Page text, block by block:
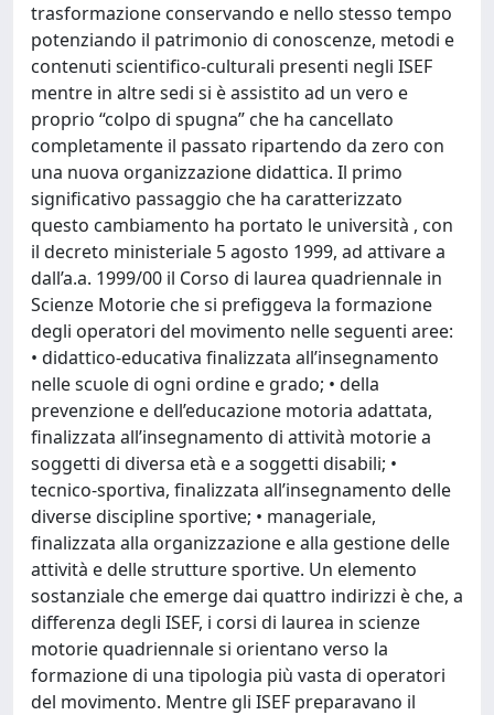
trasformazione conservando e nello stesso tempo
potenziando il patrimonio di conoscenze, metodi e
contenuti scientifico-culturali presenti negli ISEF
mentre in altre sedi si è assistito ad un vero e
proprio “colpo di spugna” che ha cancellato
completamente il passato ripartendo da zero con
una nuova organizzazione didattica. Il primo
significativo passaggio che ha caratterizzato
questo cambiamento ha portato le università , con
il decreto ministeriale 5 agosto 1999, ad attivare a
dall’a.a. 1999/00 il Corso di laurea quadriennale in
Scienze Motorie che si prefiggeva la formazione
degli operatori del movimento nelle seguenti aree:
• didattico-educativa finalizzata all’insegnamento
nelle scuole di ogni ordine e grado; • della
prevenzione e dell’educazione motoria adattata,
finalizzata all’insegnamento di attività motorie a
soggetti di diversa età e a soggetti disabili; •
tecnico-sportiva, finalizzata all’insegnamento delle
diverse discipline sportive; • manageriale,
finalizzata alla organizzazione e alla gestione delle
attività e delle strutture sportive. Un elemento
sostanziale che emerge dai quattro indirizzi è che, a
differenza degli ISEF, i corsi di laurea in scienze
motorie quadriennale si orientano verso la
formazione di una tipologia più vasta di operatori
del movimento. Mentre gli ISEF preparavano il